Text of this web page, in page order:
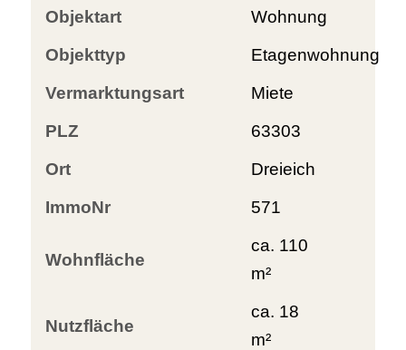
Objektart
Wohnung
Objekttyp
Etagenwohnung
Vermarktungsart
Miete
PLZ
63303
Ort
Dreieich
ImmoNr
571
Wohnfläche
ca. 110
m²
Nutzfläche
ca. 18
m²